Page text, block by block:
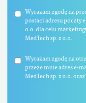
Wyrażam zgodę na
postaci adresu poczty
o.o. dla celu
MedTech sp. z o.o.
Wyrażam zgodę na
przeze mnie adres e-
MedTech sp. z o.o.